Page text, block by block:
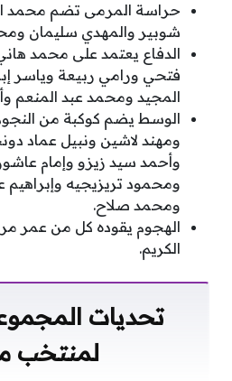
حراسة المرمى تضم محمد
شوبير والمهدي سليمان
الدفاع يعتمد على محمد
فتحي ورامي ربيعة وياسر
المجيد ومحمد عبد المنعم
الوسط يضم كوكبة من
ومهند لاشين ونبيل عماد
وأحمد سيد زيزو وإمام
ومحمود تريزيجيه
ومحمد صلاح.
الهجوم يقوده كل من عمر
الكريم.
تحديات
لمنتخب